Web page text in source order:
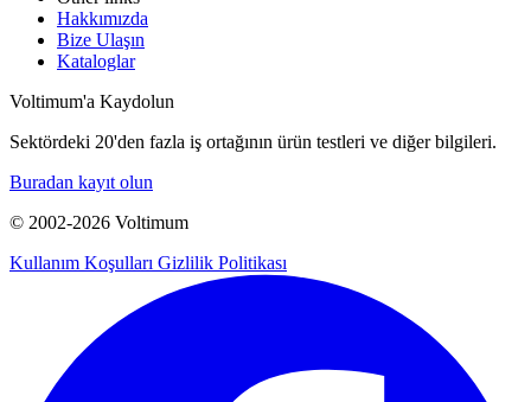
Hakkımızda
Bize Ulaşın
Kataloglar
Voltimum'a Kaydolun
Sektördeki 20'den fazla iş ortağının ürün testleri ve diğer bilgileri.
Buradan kayıt olun
© 2002-2026 Voltimum
Kullanım Koşulları Gizlilik Politikası